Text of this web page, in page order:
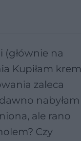
(głównie na
Kupiłam krem
zaleca
nabyłam
ale rano
Czy